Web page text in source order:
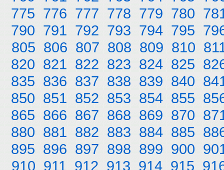
775 776 777 778 779 780
790 791 792 793 794 795
805 806 807 808 809 810
820 821 822 823 824 825
835 836 837 838 839 840
850 851 852 853 854 855
865 866 867 868 869 870
880 881 882 883 884 885
895 896 897 898 899 900
910 911 912 913 914 915